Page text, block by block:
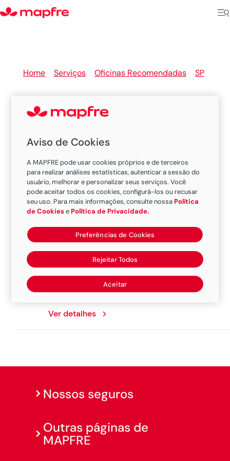
Home> Serviços> Oficinas Recomendadas> SP
Oficinas Recomendadas
MAPFRE em Jales
Existem 1 oficina nesta cidade.
Funilaria Sempre Novo
Avenida Doutor Eduardo Ferraz Ribeiro Do
Valle, 1694, 15700180, Jales
Ver detalhes
Nossos seguros
Outras páginas de
MAPFRE
Aviso de Cookies
A MAPFRE pode usar cookies próprios e de terceiros
para realizar análises estatísticas, autenticar a sessão do
usuário, melhorar e personalizar seus serviços. Você
pode aceitar todos os cookies, configurá-los ou recusar
seu uso. Para mais informações, consulte nossaPolítica
de CookiesePolítica de Privacidade.
Preferências de Cookies
Rejeitar Todos
Aceitar